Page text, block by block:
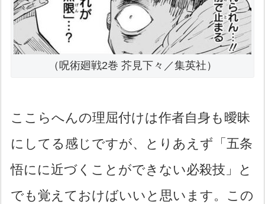
（呪術廻戦2巻 芥見下々／集英社）
ここらへんの理屈付けは作者自身も曖昧
にしてる感じですが、とりあえず「五条
悟にに近づくことができない必殺技」と
でも覚えておけばいいと思います。この